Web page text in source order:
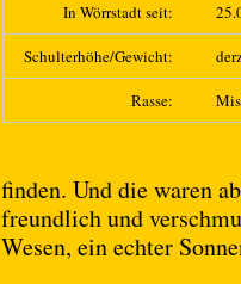
In Wörrstadt seit:
Schulterhöhe/Gewicht:
Rasse:
finden. Und die waren
freundlich und
Wesen, ein echter